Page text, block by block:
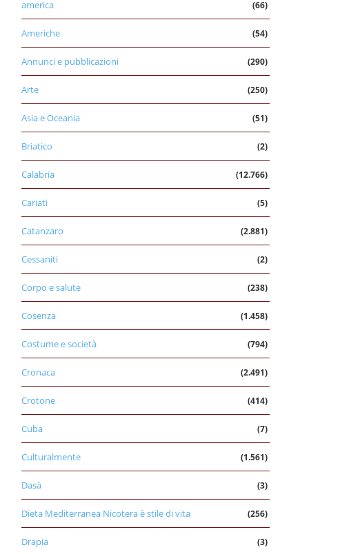
america (66)
Americhe (54)
Annunci e pubblicazioni (290)
Arte (250)
Asia e Oceania (51)
Briatico (2)
Calabria (12.766)
Cariati (5)
Catanzaro (2.881)
Cessaniti (2)
Corpo e salute (238)
Cosenza (1.458)
Costume e società (794)
Cronaca (2.491)
Crotone (414)
Cuba (7)
Culturalmente (1.561)
Dasà (3)
Dieta Mediterranea Nicotera è stile di vita (256)
Drapia (3)